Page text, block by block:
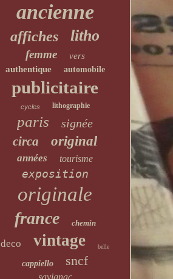
ancienne
affiches litho
femme
vers
authentique
automobile
publicitaire
cycles lithographie
paris signée
circa original
années tourisme
exposition
originale
france chemin
deco vintage belle
cappiello sncf
savignac